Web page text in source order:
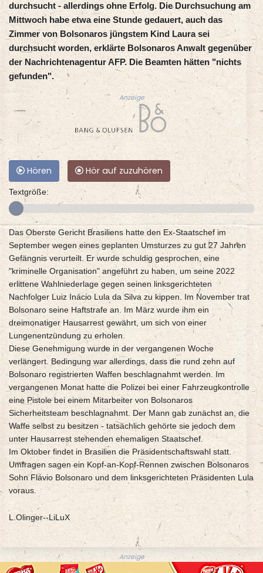
durchsucht - allerdings ohne Erfolg. Die Durchsuchung am
Mittwoch habe etwa eine Stunde gedauert, auch das
Zimmer von Bolsonaros jüngstem Kind Laura sei
durchsucht worden, erklärte Bolsonaros Anwalt gegenüber
der Nachrichtenagentur AFP. Die Beamten hätten "nichts
gefunden".
Anzeige
Hören Hör auf zuzuhören
Textgröße:
Das Oberste Gericht Brasiliens hatte den Ex-Staatschef im
September wegen eines geplanten Umsturzes zu gut 27 Jahren
Gefängnis verurteilt. Er wurde schuldig gesprochen, eine
"kriminelle Organisation" angeführt zu haben, um seine 2022
erlittene Wahlniederlage gegen seinen linksgerichteten
Nachfolger Luiz Inácio Lula da Silva zu kippen. Im November trat
Bolsonaro seine Haftstrafe an. Im März wurde ihm ein
dreimonatiger Hausarrest gewährt, um sich von einer
Lungenentzündung zu erholen.
Diese Genehmigung wurde in der vergangenen Woche
verlängert. Bedingung war allerdings, dass die rund zehn auf
Bolsonaro registrierten Waffen beschlagnahmt werden. Im
vergangenen Monat hatte die Polizei bei einer Fahrzeugkontrolle
eine Pistole bei einem Mitarbeiter von Bolsonaros
Sicherheitsteam beschlagnahmt. Der Mann gab zunächst an, die
Waffe selbst zu besitzen - tatsächlich gehörte sie jedoch dem
unter Hausarrest stehenden ehemaligen Staatschef.
Im Oktober findet in Brasilien die Präsidentschaftswahl statt.
Umfragen sagen ein Kopf-an-Kopf-Rennen zwischen Bolsonaros
Sohn Flávio Bolsonaro und dem linksgerichteten Präsidenten Lula
voraus.
L.Olinger--LiLuX
Anzeige